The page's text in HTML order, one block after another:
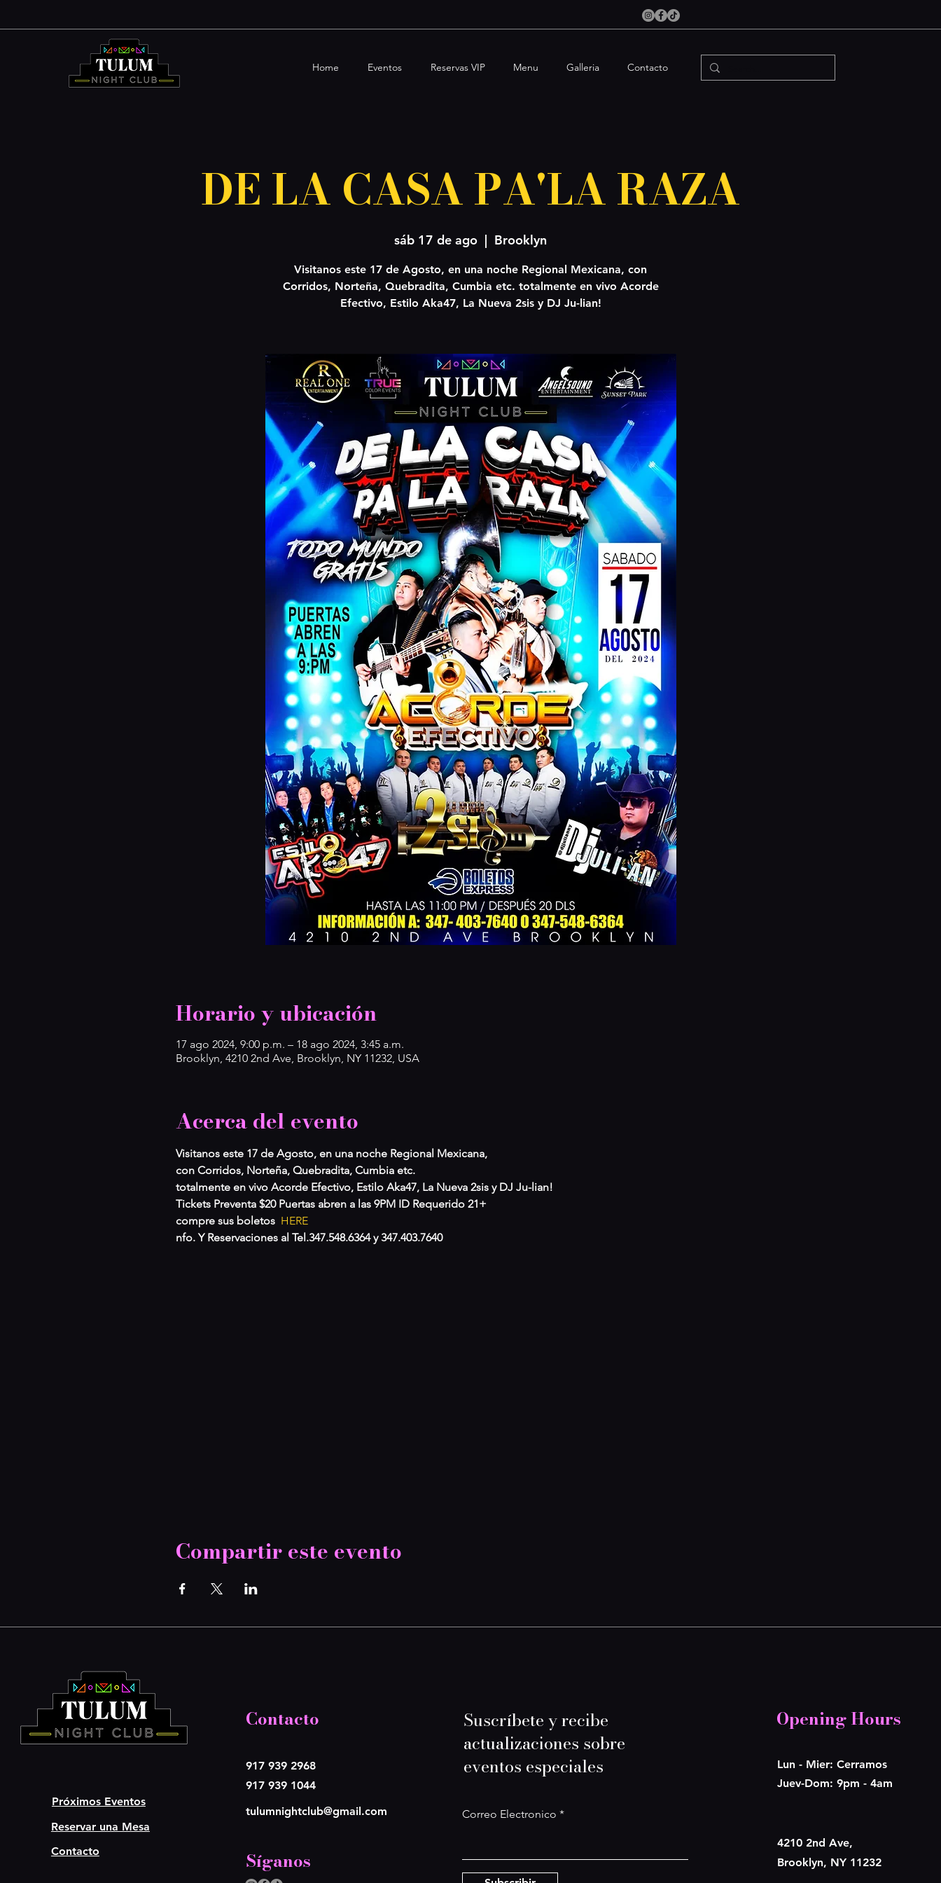
Home Eventos Reservas VIP Menu Galleria Contacto
DE LA CASA PA'LA RAZA
sáb 17 de ago
  |
Brooklyn
Visitanos este 17 de Agosto, en una noche Regional Mexicana, con
Corridos, Norteña, Quebradita, Cumbia etc. totalmente en vivo Acorde
Efectivo, Estilo Aka47, La Nueva 2sis y DJ Ju-lian!
Horario y ubicación
17 ago 2024, 9:00 p.m. – 18 ago 2024, 3:45 a.m.
Brooklyn, 4210 2nd Ave, Brooklyn, NY 11232, USA
Acerca del evento
Visitanos este 17 de Agosto, en una noche Regional Mexicana,
con Corridos, Norteña, Quebradita, Cumbia etc.
totalmente en vivo Acorde Efectivo, Estilo Aka47, La Nueva 2sis y DJ Ju-lian!
Tickets Preventa $20 Puertas abren a las 9PM ID Requerido 21+
compre sus boletos HERE
nfo. Y Reservaciones al Tel.347.548.6364 y 347.403.7640
Compartir este evento
Próximos Eventos
Reservar una Mesa
Contacto
Contacto
917 939 2968
917 939 1044
tulumnightclub@gmail.com
Síganos
Suscríbete y recibe
actualizaciones sobre
eventos especiales
Correo Electronico
Opening Hours
Lun - Mier: Cerramos
​​Juev-Dom: 9pm - 4am
4210 2nd Ave,
Brooklyn, NY 11232